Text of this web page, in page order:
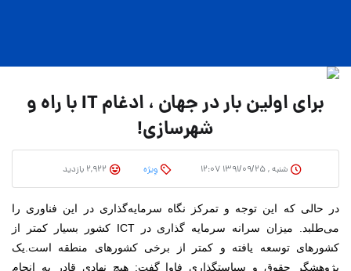
برای اولین بار در جهان ، ادغام IT با راه و
شهرسازی!
شنبه , ۱۳۹۱/۰۹/۲۵ ۱۲:۰۷ وِیژه
در حالی که این توجه و تمرکز نگاه سرمایه‌گذاری در این فناوری را
می‌طلبد. میزان سرانه سرمایه گذاری در ICT کشور بسیار کمتر از
کشورهای توسعه یافته و کمتر از برخی کشور‌های منطقه است. یک
پژوهشگر حقوق و سیاستگذاری فاوا گفت: هیچ نهادی قادر به انجام